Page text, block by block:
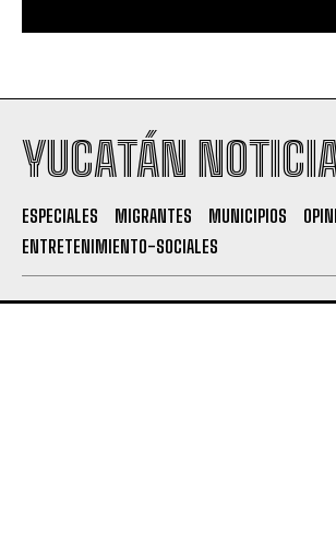
YUCATÁN
ESPECIALES MIGRANTES MUNICIPIOS
ENTRETENIMIENTO-SOCIALES